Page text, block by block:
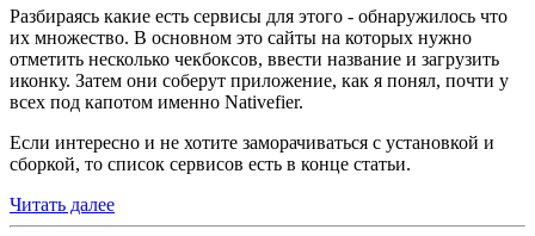
Разбираясь какие есть сервисы для этого - обнаружилось что
их множество. В основном это сайты на которых нужно
отметить несколько чекбоксов, ввести название и загрузить
иконку. Затем они соберут приложение, как я понял, почти у
всех под капотом именно Nativefier.
Если интересно и не хотите заморачиваться с установкой и
сборкой, то список сервисов есть в конце статьи.
Читать далее